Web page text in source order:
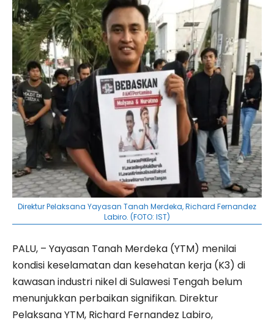
Direktur Pelaksana Yayasan Tanah Merdeka, Richard Fernandez
Labiro. (FOTO: IST)
PALU, – Yayasan Tanah Merdeka (YTM) menilai
kondisi keselamatan dan kesehatan kerja (K3) di
kawasan industri nikel di Sulawesi Tengah belum
menunjukkan perbaikan signifikan. Direktur
Pelaksana YTM, Richard Fernandez Labiro,